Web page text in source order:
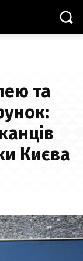
та
Києва